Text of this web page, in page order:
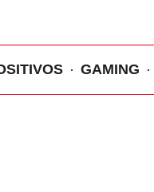
GAMING